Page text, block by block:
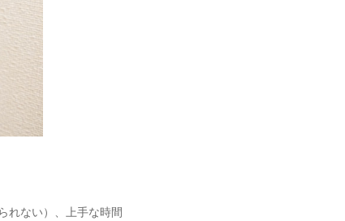
れない）、上手な時間